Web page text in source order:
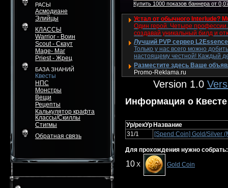
РАСЫ
Асмодиане
Элийцы
КЛАССЫ
Warrior - Воин
Scout - Скаут
Mage- Маг
Priest - Жрец
БАЗА ЗНАНИЙ
Квесты
НПС
Монстры
Вещи
Рецепты
Калькулятор крафта
Классы/Скиллы
Стигмы
Обратная связь
Купить 1000 показов баннера от
Устал от обычного Interlude?
Один герой. Четыре
создавай уникальный билд и
Лучший PVP сервер
Только у нас всего можно
настоящему честной! Каждый
Разместите здесь Ваше
Promo-Reklama.ru
Version 1.0
Информация о Квесте
Ур/рекУр Название
31/1
[Spend Coin] Gold/Silver
Для прохождения нужно собрать:
10 X Gold Coin